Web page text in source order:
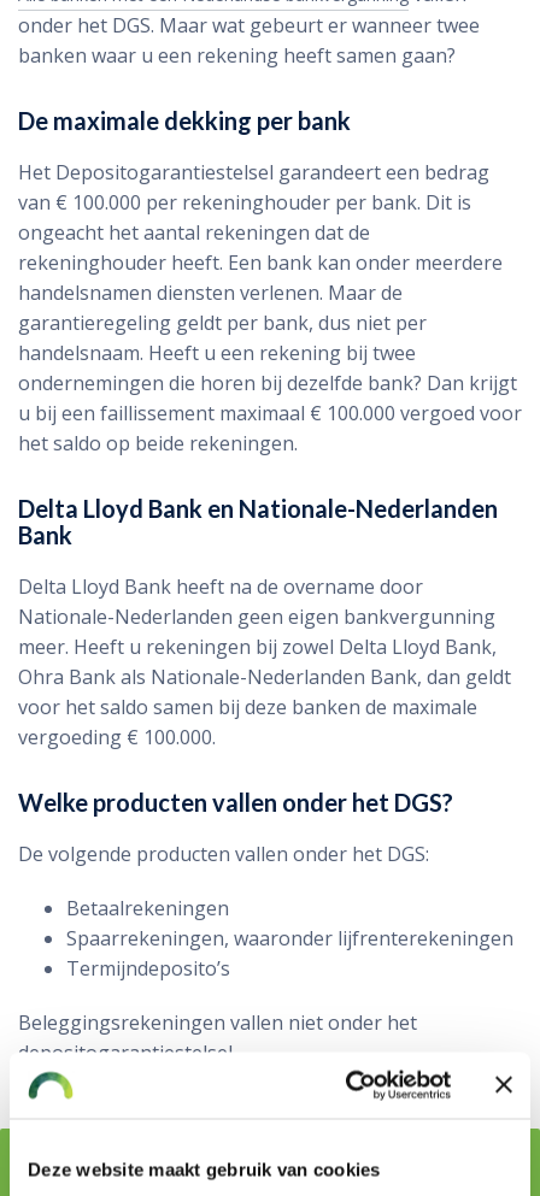
Deze website maakt gebruik van cookies
onder het DGS. Maar wat gebeurt er wanneer twee
banken waar u een rekening heeft samen gaan?
De maximale dekking per bank
Het Depositogarantiestelsel garandeert een bedrag
van € 100.000 per rekeninghouder per bank. Dit is
ongeacht het aantal rekeningen dat de
rekeninghouder heeft. Een bank kan onder meerdere
handelsnamen diensten verlenen. Maar de
garantieregeling geldt per bank, dus niet per
handelsnaam. Heeft u een rekening bij twee
ondernemingen die horen bij dezelfde bank? Dan krijgt
u bij een faillissement maximaal € 100.000 vergoed voor
het saldo op beide rekeningen.
Delta Lloyd Bank en Nationale-Nederlanden
Bank
Delta Lloyd Bank heeft na de overname door
Nationale-Nederlanden geen eigen bankvergunning
meer. Heeft u rekeningen bij zowel Delta Lloyd Bank,
Ohra Bank als Nationale-Nederlanden Bank, dan geldt
voor het saldo samen bij deze banken de maximale
vergoeding € 100.000.
Welke producten vallen onder het DGS?
De volgende producten vallen onder het DGS:
Betaalrekeningen
Spaarrekeningen, waaronder lijfrenterekeningen
Termijndeposito’s
Beleggingsrekeningen vallen niet onder het
depositogarantiestelsel.
Vraag stellen aan onze adviseurs